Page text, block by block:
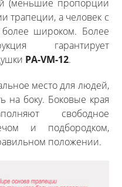
(меньшие пропорции
трапеции, а человек с
широком. Более
гарантирует
PA-VM-12.
место для людей,
на боку. Боковые края
свободное
и подбородком,
положении.